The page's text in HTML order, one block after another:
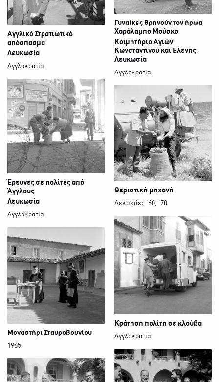
Αγγλικό Στρατιωτικό
απόσπασμα
Λευκωσία
Αγγλοκρατία
Γυναίκες θρηνούν τον ήρωα
Χαράλαμπο Μούσκο
Κοιμητήριο Αγιών
Κωνσταντίνου και Ελένης,
Λευκωσία
Αγγλοκρατία
Έρευνες σε πολίτες από
Άγγλους
Λευκωσία
Αγγλοκρατία
Θεριστική μηχανή
Δεκαετίες ’60, ΄70
Κράτηση πολίτη σε κλούβα
Αγγλοκρατία
Μοναστήρι Σταυροβουνίου
1965